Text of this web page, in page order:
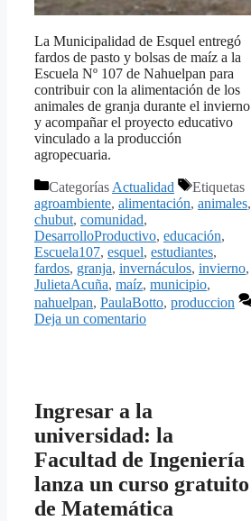
La Municipalidad de Esquel entregó
fardos de pasto y bolsas de maíz a la
Escuela Nº 107 de Nahuelpan para
contribuir con la alimentación de los
animales de granja durante el invierno
y acompañar el proyecto educativo
vinculado a la producción
agropecuaria.
Categorías Actualidad
Etiquetas
agroambiente, alimentación, animales,
chubut, comunidad,
DesarrolloProductivo, educación,
Escuela107, esquel, estudiantes,
fardos, granja, invernáculos, invierno,
JulietaAcuña, maíz, municipio,
nahuelpan, PaulaBotto, produccion
Deja un comentario
Ingresar a la
universidad: la
Facultad de Ingeniería
lanza un curso gratuito
de Matemática